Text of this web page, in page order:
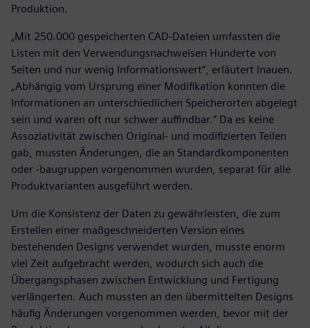
Produktion.
„Mit 250.000 gespeicherten CAD-Dateien umfassten die
Listen mit den Verwendungsnachweisen Hunderte von
Seiten und nur wenig Informationswert“, erläutert Inauen.
„Abhängig vom Ursprung einer Modifikation konnten die
Informationen an unterschiedlichen Speicherorten abgelegt
sein und waren oft nur schwer auffindbar.“ Da es keine
Assoziativität zwischen Original- und modifizierten Teilen
gab, mussten Änderungen, die an Standardkomponenten
oder -baugruppen vorgenommen wurden, separat für alle
Produktvarianten ausgeführt werden.
Um die Konsistenz der Daten zu gewährleisten, die zum
Erstellen einer maßgeschneiderten Version eines
bestehenden Designs verwendet wurden, musste enorm
viel Zeit aufgebracht werden, wodurch sich auch die
Übergangsphasen zwischen Entwicklung und Fertigung
verlängerten. Auch mussten an den übermittelten Designs
häufig Änderungen vorgenommen werden, bevor mit der